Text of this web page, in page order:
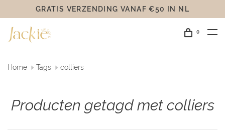
GRATIS VERZENDING VANAF €50 IN NL
0
Home Tags colliers
Producten getagd met colliers